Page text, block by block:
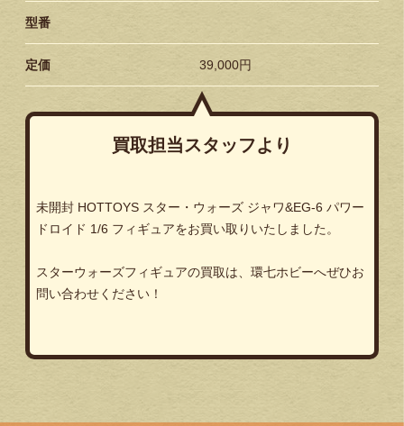
型番
定価 39,000円
買取担当スタッフより
未開封 HOTTOYS スター・ウォーズ ジャワ&EG-6 パワー
ドロイド 1/6 フィギュアをお買い取りいたしました。
スターウォーズフィギュアの買取は、環七ホビーへぜひお
問い合わせください！